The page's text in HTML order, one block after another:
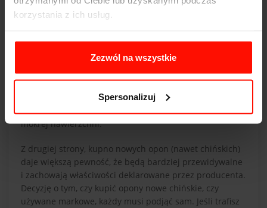
korzystania z ich usług.
Zezwól na wszystkie
Spersonalizuj
Opony chińskich producentów są często wykonane z
nieco gorszych mieszanek niż renomowanych
producentów. Mogą też wykazywać słabsze właściwości
podczas hamowania i w testach przyczepności. Różnice
najbardziej widać w testach przeprowadzanych na
mokrej nawierzchni.
Z drugiej strony, kupno nowych opon (nawet chińskich)
daje większą pewność, że będą bardziej przewidywalne
i zachowają właściwości deklarowane przez producenta.
Decyzję o tym, czy kupić opony nowe chińskie, czy
używane markowe, każdy musi podjąć sam. Jeśli trafisz